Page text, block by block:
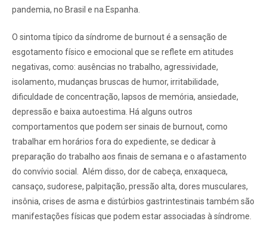
pandemia, no Brasil e na Espanha.
O sintoma típico da síndrome de burnout é a sensação de
esgotamento físico e emocional que se reflete em atitudes
negativas, como: ausências no trabalho, agressividade,
isolamento, mudanças bruscas de humor, irritabilidade,
dificuldade de concentração, lapsos de memória, ansiedade,
depressão e baixa autoestima. Há alguns outros
comportamentos que podem ser sinais de burnout, como
trabalhar em horários fora do expediente, se dedicar à
preparação do trabalho aos finais de semana e o afastamento
do convívio social. Além disso, dor de cabeça, enxaqueca,
cansaço, sudorese, palpitação, pressão alta, dores musculares,
insônia, crises de asma e distúrbios gastrintestinais também são
manifestações físicas que podem estar associadas à síndrome.